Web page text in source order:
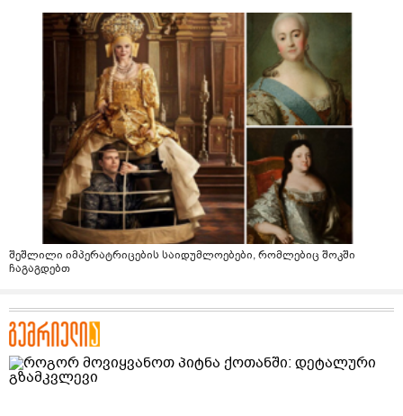
შეშლილი იმპერატრიცების საიდუმლოებები, რომლებიც შოკში
ჩაგაგდებთ